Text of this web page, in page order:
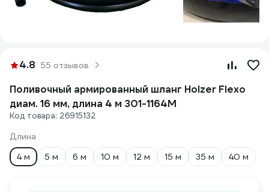
4.8 55 отзывов
Поливочный армированный шланг Holzer Flexo
диам. 16 мм, длина 4 м 301-1164M
Код товара: 26915132
Длина
4 м
5 м 6 м 10 м 12 м 15 м 35 м 40 м